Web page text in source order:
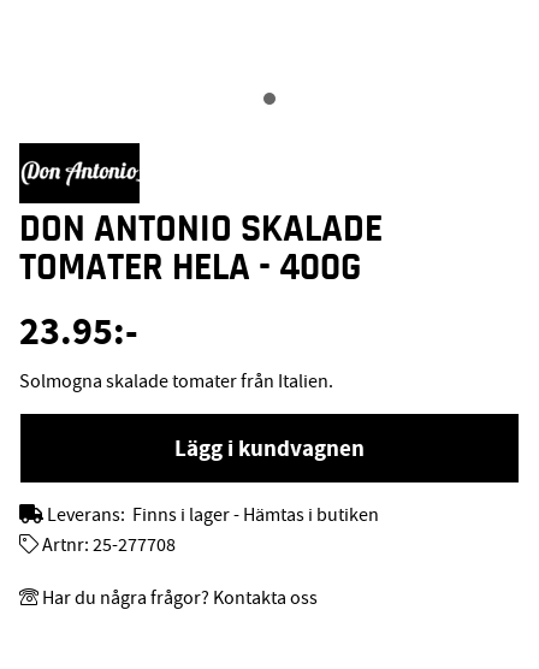
DON ANTONIO SKALADE
TOMATER HELA - 400G
23.95:-
Solmogna skalade tomater från Italien.
Lägg i kundvagnen
Leverans: Finns i lager - Hämtas i butiken
Artnr: 25-277708
Har du några frågor? Kontakta oss